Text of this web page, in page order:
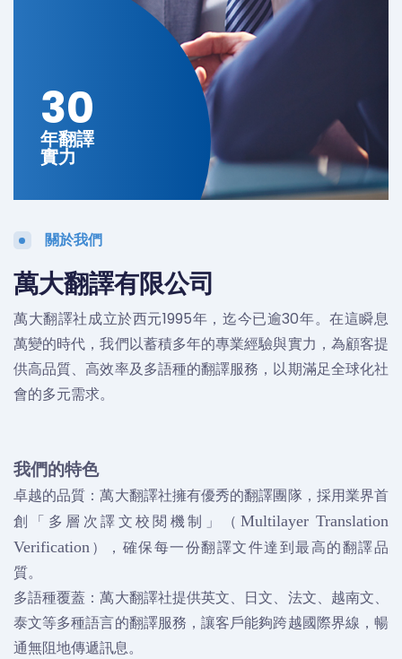
30
年翻譯
實力
關於我們
萬大翻譯有限公司
萬大翻譯社成立於西元1995年，迄今已逾30年。在這瞬息
萬變的時代，我們以蓄積多年的專業經驗與實力，為顧客提
供高品質、高效率及多語種的翻譯服務，以期滿足全球化社
會的多元需求。
我們的特色
卓越的品質：萬大翻譯社擁有優秀的翻譯團隊，採用業界首
創「多層次譯文校閱機制」（ Multilayer Translation
Verification ），確保每一份翻譯文件達到最高的翻譯品
質。
多語種覆蓋：萬大翻譯社提供英文、日文、法文、越南文、
泰文等多種語言的翻譯服務，讓客戶能夠跨越國際界線，暢
通無阻地傳遞訊息。